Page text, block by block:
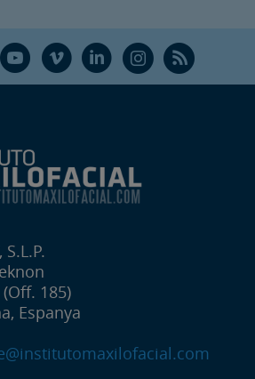
Y V L Ñ R
S.L.P.
185)
Espanya